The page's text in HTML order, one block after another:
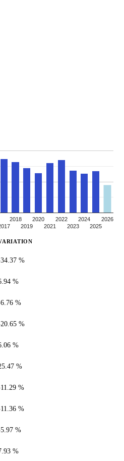
2018
2019
2020
2021
2022
2023
2024
2025
2026
%
%
%
%
%
%
%
%
%
%